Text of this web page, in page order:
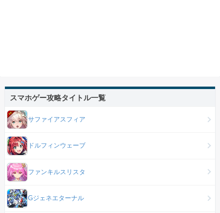
スマホゲー攻略タイトル一覧
サファイアスフィア
ドルフィンウェーブ
ファンキルスリスタ
Gジェネエターナル